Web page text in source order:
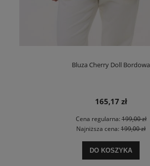
Bluza Cherry Doll Bordowa
165,17 zł
Cena regularna:199,00 zł
Najniższa cena: 199,00 zł
DO KOSZYKA